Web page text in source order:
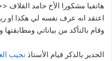
هاتفيا مشكورا الأخ حامد القلاف
اعتقد انه عرف نفسه لي هكذا او
وقام بالتأكد من بياناتي
الجدير بالذكر قيام الأستاذ نجيب